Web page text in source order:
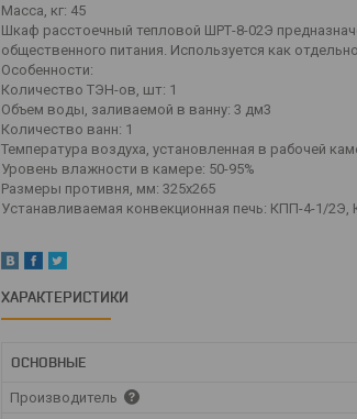
Масса, кг: 45
Шкаф расстоечный тепловой ШРТ-8-02Э
общественного питания. Используется как
Особенности:
Количество ТЭН-ов, шт: 1
Объем воды, заливаемой в ванну: 3 дм3
Количество ванн: 1
Температура воздуха, установленная в рабочей
Уровень влажности в камере: 50-95%
Размеры противня, мм: 325х265
Устанавливаемая конвекционная печь: КПП-4-1/2Э,
ХАРАКТЕРИСТИКИ
ОСНОВНЫЕ
Производитель